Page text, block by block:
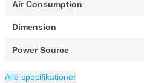
Air Consumption
Dimension
Power Source
Weight 1.4 kg
Packaging
ean 8717659224122
Maksimal hastighed
Minimalt omdrejningstal
Kategori
Alle specifikationer